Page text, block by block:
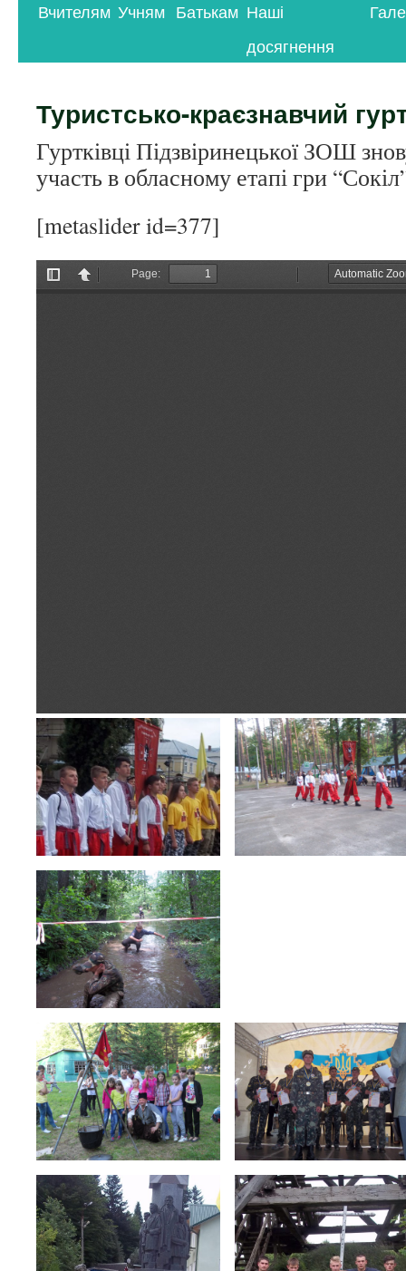
контенту
Вчителям Учням Батькам Наші
досягнення
Туристсько-краєзнавчий
Гуртківці Підзвіринецької ЗОШ
участь в обласному етапі гри
[metaslider id=377]